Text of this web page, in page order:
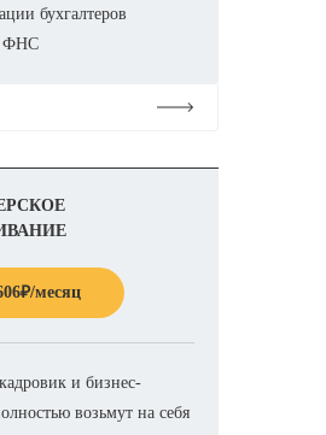
бухгалтеров
ФНС
₽/месяц
и бизнес-
возьмут на себя